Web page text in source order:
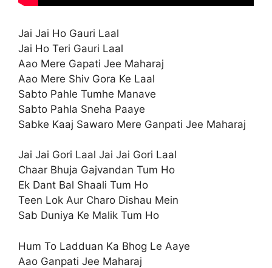
Jai Jai Ho Gauri Laal
Jai Ho Teri Gauri Laal
Aao Mere Gapati Jee Maharaj
Aao Mere Shiv Gora Ke Laal
Sabto Pahle Tumhe Manave
Sabto Pahla Sneha Paaye
Sabke Kaaj Sawaro Mere Ganpati Jee Maharaj
Jai Jai Gori Laal Jai Jai Gori Laal
Chaar Bhuja Gajvandan Tum Ho
Ek Dant Bal Shaali Tum Ho
Teen Lok Aur Charo Dishau Mein
Sab Duniya Ke Malik Tum Ho
Hum To Ladduan Ka Bhog Le Aaye
Aao Ganpati Jee Maharaj